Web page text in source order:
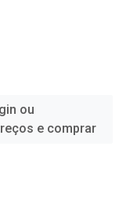
ou
e comprar